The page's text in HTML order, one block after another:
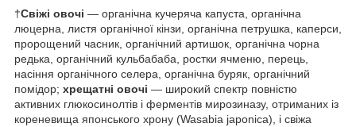
†Свіжі овочі — органічна кучеряча капуста, органічна
люцерна, листя органічної кінзи, органічна петрушка, каперси,
пророщений часник, органічний артишок, органічна чорна
редька, органічний кульбабаба, ростки ячменю, перець,
насіння органічного селера, органічна буряк, органічний
помідор; хрещатні овочі — широкий спектр повністю
активних глюкосинолтів і ферментів мирозиназу, отриманих із
кореневища японського хрону (Wasabia japonica), і свіжа